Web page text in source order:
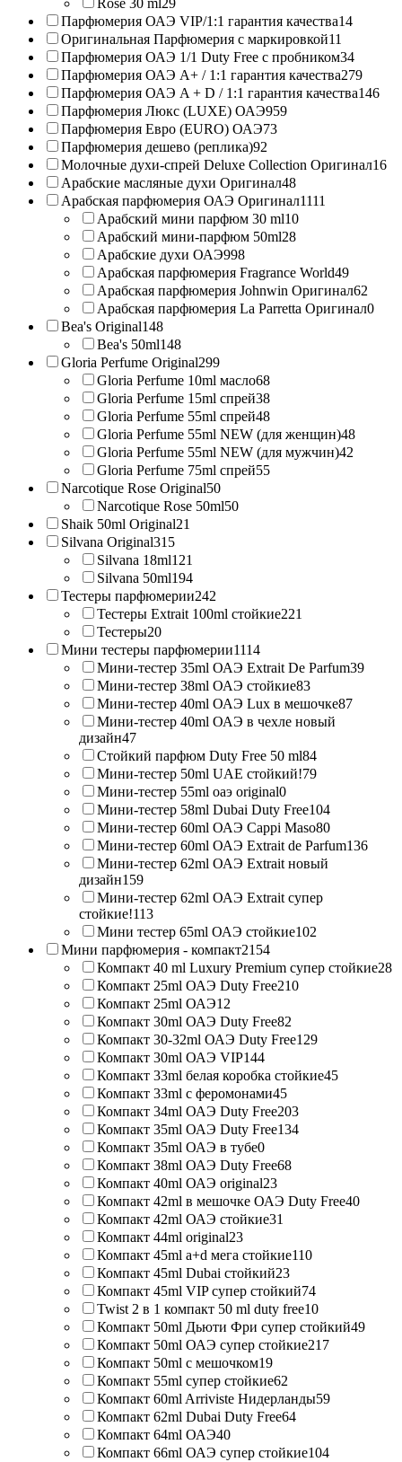
Rose 30 ml 29
Парфюмерия ОАЭ VIP/1:1 гарантия качества14
Оригинальная Парфюмерия с маркировкой11
Парфюмерия ОАЭ 1/1 Duty Free с пробником34
Парфюмерия ОАЭ A+ / 1:1 гарантия качества279
Парфюмерия ОАЭ A + D / 1:1 гарантия качества146
Парфюмерия Люкс (LUXE) ОАЭ959
Парфюмерия Евро (EURO) ОАЭ73
Парфюмерия дешево (реплика)92
Молочные духи-спрей Deluxe Collection Оригинал16
Арабские масляные духи Оригинал48
Арабская парфюмерия ОАЭ Оригинал1111
Арабский мини парфюм 30 ml10
Арабский мини-парфюм 50ml28
Арабские духи ОАЭ998
Арабская парфюмерия Fragrance World49
Арабская парфюмерия Johnwin Оригинал62
Арабская парфюмерия La Parretta Оригинал0
Bea's Original148
Bea's 50ml148
Gloria Perfume Original299
Gloria Perfume 10ml масло68
Gloria Perfume 15ml спрей38
Gloria Perfume 55ml спрей48
Gloria Perfume 55ml NEW (для женщин)48
Gloria Perfume 55ml NEW (для мужчин)42
Gloria Perfume 75ml спрей55
Narcotique Rose Original50
Narcotique Rose 50ml50
Shaik 50ml Original21
Silvana Original315
Silvana 18ml121
Silvana 50ml194
Тестеры парфюмерии242
Тестеры Extrait 100ml стойкие221
Тестеры20
Мини тестеры парфюмерии1114
Мини-тестер 35ml ОАЭ Extrait De Parfum39
Мини-тестер 38ml ОАЭ стойкие83
Мини-тестер 40ml ОАЭ Lux в мешочке87
Мини-тестер 40ml ОАЭ в чехле новый
дизайн47
Стойкий парфюм Duty Free 50 ml84
Мини-тестер 50ml UAE стойкий!79
Мини-тестер 55ml оаэ original0
Мини-тестер 58ml Dubai Duty Free104
Мини-тестер 60ml ОАЭ Cappi Maso80
Мини-тестер 60ml ОАЭ Extrait de Parfum136
Мини-тестер 62ml ОАЭ Extrait новый
дизайн159
Мини-тестер 62ml ОАЭ Extrait супер
стойкие!113
Мини тестер 65ml ОАЭ стойкие102
Мини парфюмерия - компакт2154
Компакт 40 ml Luxury Premium супер стойкие28
Компакт 25ml ОАЭ Duty Free210
Компакт 25ml ОАЭ12
Компакт 30ml ОАЭ Duty Free82
Компакт 30-32ml ОАЭ Duty Free129
Компакт 30ml ОАЭ VIP144
Компакт 33ml белая коробка стойкие45
Компакт 33ml с феромонами45
Компакт 34ml ОАЭ Duty Free203
Компакт 35ml ОАЭ Duty Free134
Компакт 35ml ОАЭ в тубе0
Компакт 38ml ОАЭ Duty Free68
Компакт 40ml ОАЭ original23
Компакт 42ml в мешочке ОАЭ Duty Free40
Компакт 42ml ОАЭ стойкие31
Компакт 44ml original23
Компакт 45ml a+d мега стойкие110
Компакт 45ml Dubai стойкий23
Компакт 45ml VIP супер стойкий74
Twist 2 в 1 компакт 50 ml duty free10
Компакт 50ml Дьюти Фри супер стойкий49
Компакт 50ml ОАЭ супер стойкие217
Компакт 50ml с мешочком19
Компакт 55ml супер стойкие62
Компакт 60ml Arriviste Нидерланды59
Компакт 62ml Dubai Duty Free64
Компакт 64ml ОАЭ40
Компакт 66ml ОАЭ супер стойкие104